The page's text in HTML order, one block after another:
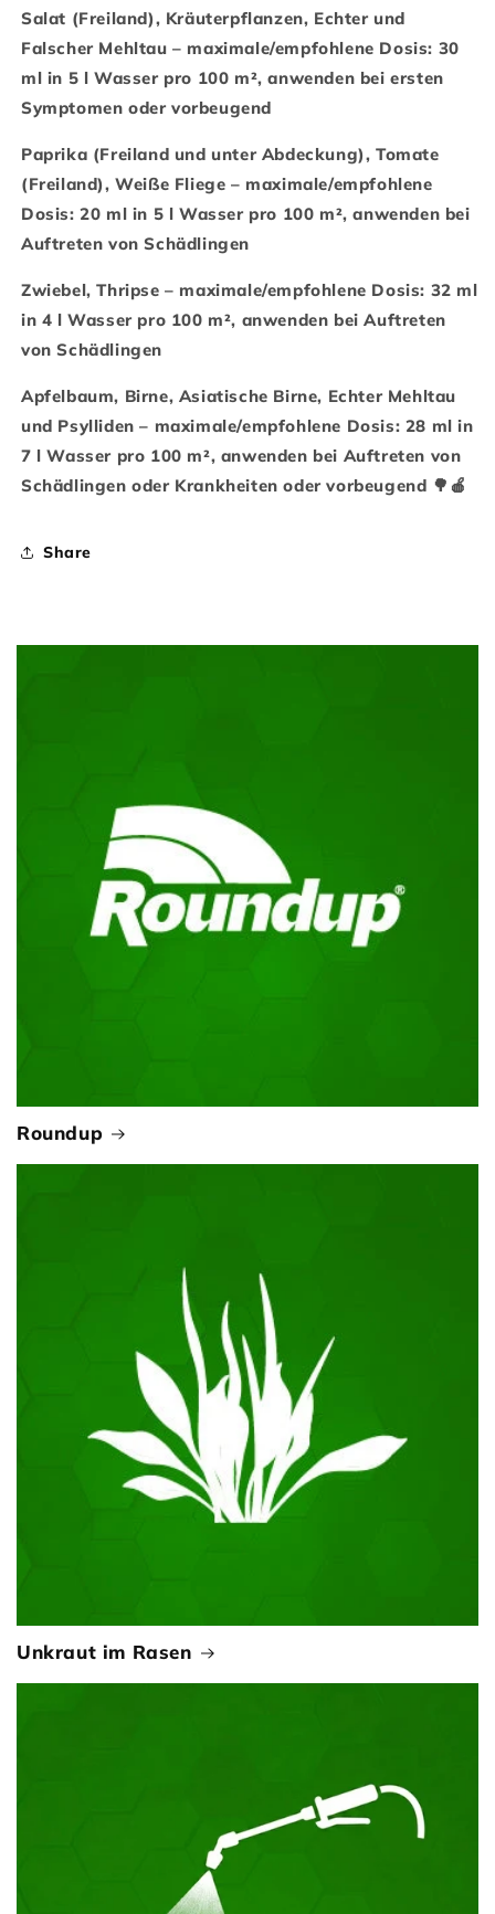
Salat (Freiland), Kräuterpflanzen, Echter und
Falscher Mehltau – maximale/empfohlene Dosis: 30
ml in 5 l Wasser pro 100 m², anwenden bei ersten
Symptomen oder vorbeugend
Paprika (Freiland und unter Abdeckung), Tomate
(Freiland), Weiße Fliege – maximale/empfohlene
Dosis: 20 ml in 5 l Wasser pro 100 m², anwenden bei
Auftreten von Schädlingen
Zwiebel, Thripse – maximale/empfohlene Dosis: 32 ml
in 4 l Wasser pro 100 m², anwenden bei Auftreten
von Schädlingen
Apfelbaum, Birne, Asiatische Birne, Echter Mehltau
und Psylliden – maximale/empfohlene Dosis: 28 ml in
7 l Wasser pro 100 m², anwenden bei Auftreten von
Schädlingen oder Krankheiten oder vorbeugend 🌳🍎
Share
Roundup
Unkraut im Rasen